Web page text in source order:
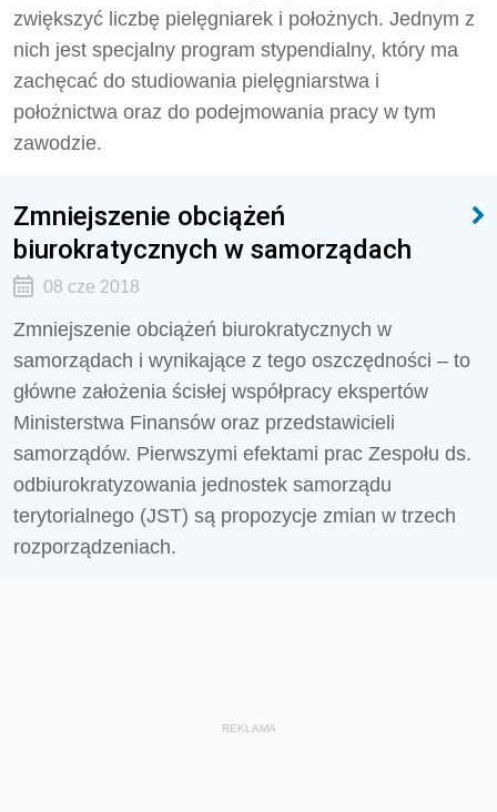
zwiększyć liczbę pielęgniarek i położnych. Jednym z
nich jest specjalny program stypendialny, który ma
zachęcać do studiowania pielęgniarstwa i
położnictwa oraz do podejmowania pracy w tym
zawodzie.
Zmniejszenie obciążeń
biurokratycznych w samorządach
08 cze 2018
Zmniejszenie obciążeń biurokratycznych w
samorządach i wynikające z tego oszczędności – to
główne założenia ścisłej współpracy ekspertów
Ministerstwa Finansów oraz przedstawicieli
samorządów. Pierwszymi efektami prac Zespołu ds.
odbiurokratyzowania jednostek samorządu
terytorialnego (JST) są propozycje zmian w trzech
rozporządzeniach.
REKLAMA